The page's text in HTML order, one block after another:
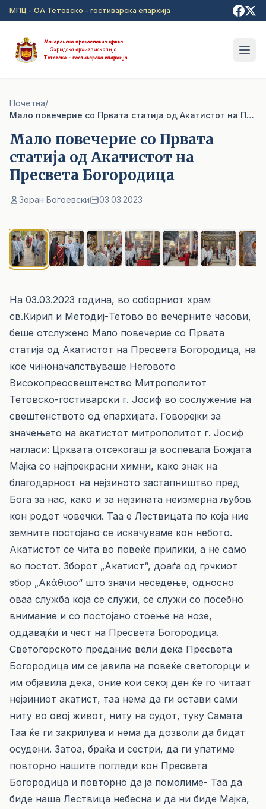
Прејди на главна содржина
МПЦ - ОА Тетовско - гостиварска епархија
Почетна/
Мало повечерие со Првата статија од Акатистот на Пресвета Богородица
Мало повечерие со Првата
статија од Акатистот на
Пресвета Богородица
Зоран Богоевски 03.03.2023
На 03.03.2023 година, во соборниот храм
св.Кирил и Методиј-Тетово во вечерните часови,
беше отслужено Мало повечерие со Првата
статија од Акатистот на Пресвета Богородица, на
кое чиноначалствуваше Неговото
Високопреосвештенство Митрополитот
Тетовско-гостиварски г. Јосиф во сослужение на
свештенството од епархијата. Говорејки за
значењето на акатистот митрополитот г. Јосиф
нагласи: Црквата отсекогаш ја воспевала Божјата
Мајка со најпрекрасни химни, како знак на
благодарност на нејзиното застапништво пред
Бога за нас, како и за нејзината неизмерна љубов
кон родот човечки. Таа е Лествицата по која ние
земните постојано се искачуваме кон небото.
Акатистот се чита во повеќе прилики, а не само
во постот. Зборот „Акатист“, доаѓа од грчкиот
збор „Аκάθισο“ што значи неседење, односно
оваа служба која се служи, се служи со посебно
внимание и со постојано стоење на нозе,
оддавајќи и чест на Пресвета Богородица.
Светогорското предание вели дека Пресвета
Богородица им се јавила на повеќе светогорци и
им објавила дека, оние кои секој ден ќе го читаат
нејзиниот акатист, таа нема да ги остави сами
ниту во овој живот, ниту на судот, туку Самата
Таа ќе ги закрилува и нема да дозволи да бидат
осудени. Затоа, браќа и сестри, да ги упатиме
повторно нашите погледи кон Пресвета
Богородица и повторно да ја помолиме- Таа да
биде наша Лествица небесна и да ни биде Мајка,